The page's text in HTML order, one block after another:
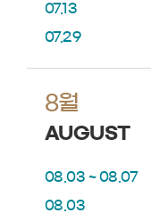
07.13
07.29
8월
AUGUST
08.03 ~ 08.07
08.03